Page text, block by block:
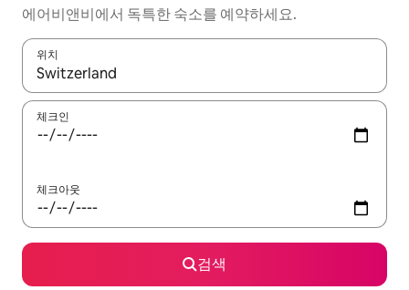
에어비앤비에서 독특한 숙소를 예약하세요.
위치
결과가 나오면 위·아래 화살표 키를 사용하거나 터치 또는 스와이
체크인
체크아웃
검색